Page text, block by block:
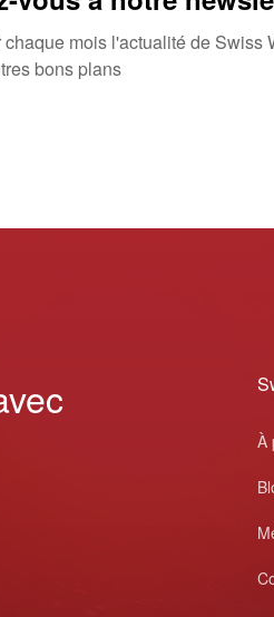
chaque mois l'actualité de Swiss
bons plans
À